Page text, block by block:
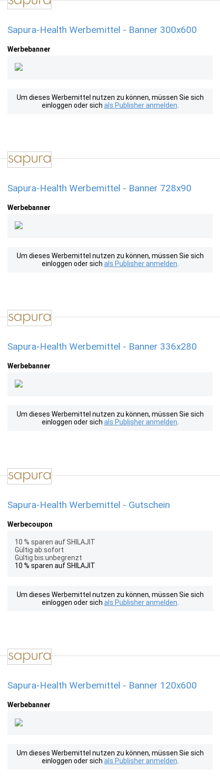
Sapura-Health Werbemittel - Banner 300x600
Werbebanner
Um dieses Werbemittel nutzen zu können, müssen Sie sich
einloggen oder sich als Publisher anmelden
Sapura-Health Werbemittel - Banner 728x90
Werbebanner
Um dieses Werbemittel nutzen zu können, müssen Sie sich
einloggen oder sich als Publisher anmelden
Sapura-Health Werbemittel - Banner 336x280
Werbebanner
Um dieses Werbemittel nutzen zu können, müssen Sie sich
einloggen oder sich als Publisher anmelden
Sapura-Health Werbemittel - Gutschein
Werbecoupon
10 % sparen auf SHILAJIT
Gültig ab:sofort
Gültig bis:unbegrenzt
10 % sparen auf SHILAJIT
Um dieses Werbemittel nutzen zu können, müssen Sie sich
einloggen oder sich als Publisher anmelden
Sapura-Health Werbemittel - Banner 120x600
Werbebanner
Um dieses Werbemittel nutzen zu können, müssen Sie sich
einloggen oder sich als Publisher anmelden